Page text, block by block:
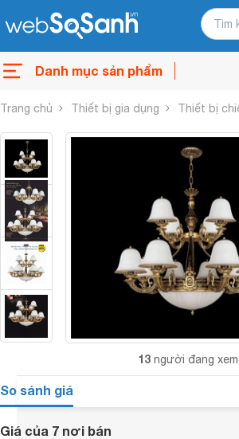
Danh mục sản phẩm
Trang chủ Thiết bị gia dụng Thiết bị
13 người đang xem
So sánh giá
Giá của 7 nơi bán